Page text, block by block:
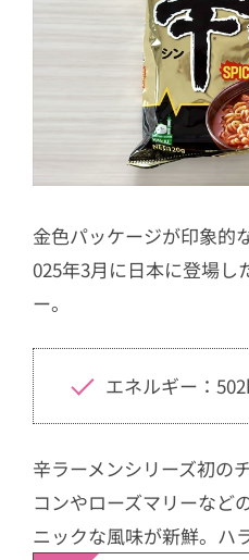
金色パッケージが印象的
025年3月に日本に登場し
ー。
エネルギー：
辛ラーメンシリーズ初の
コンやローズマリーなど
ニックな風味が新鮮。ハ